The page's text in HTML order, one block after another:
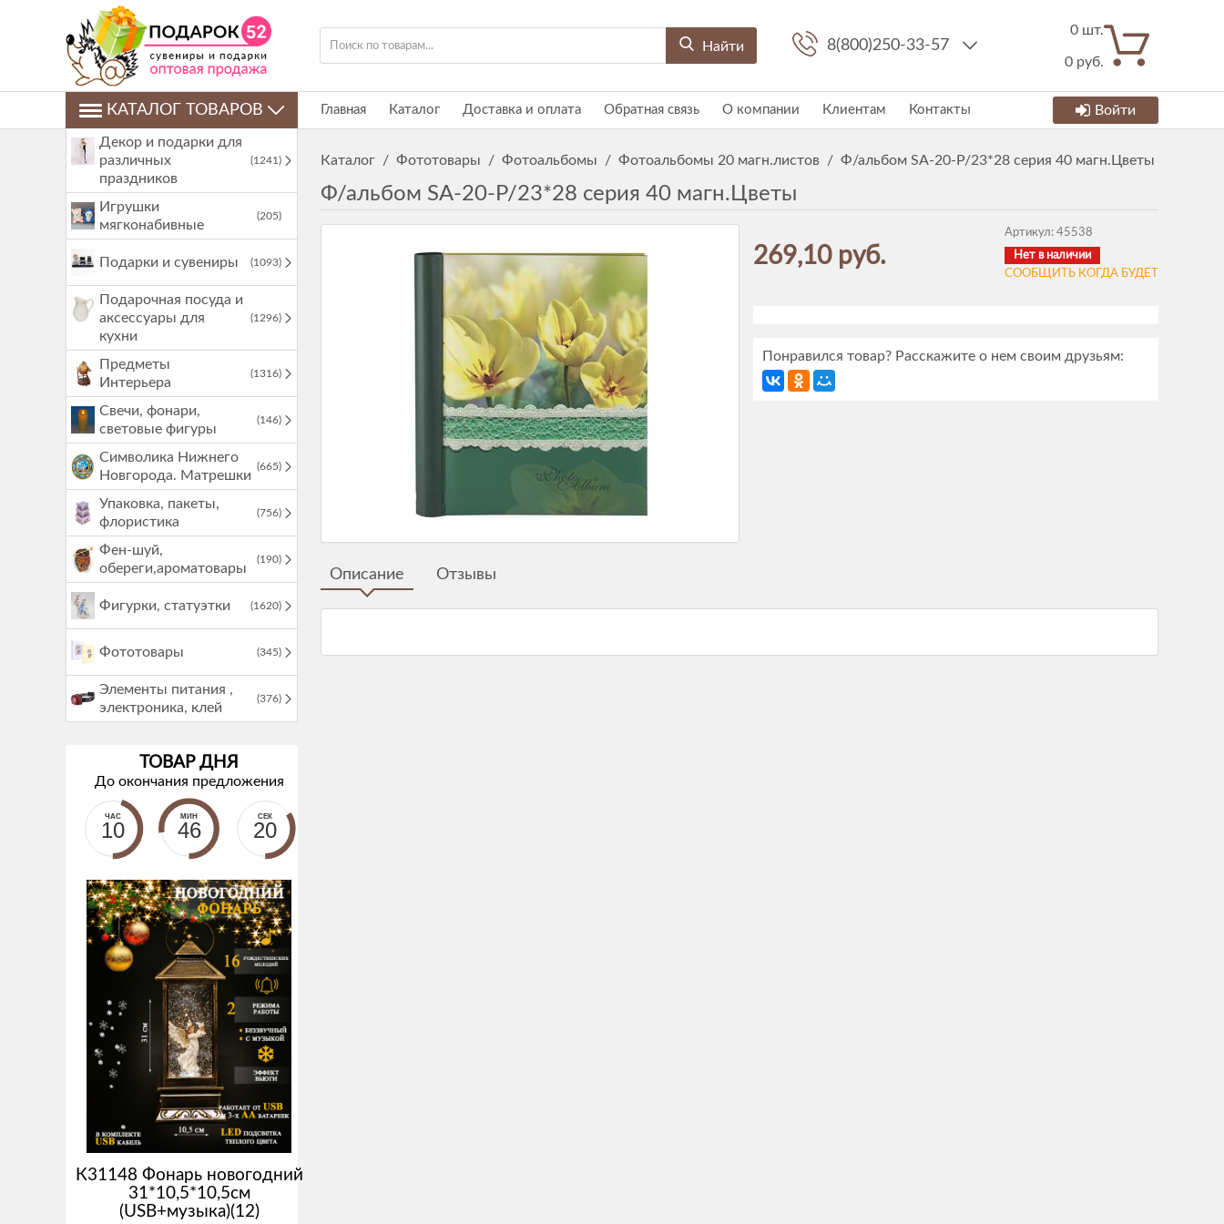
Найти 8(800)250-33-57
0 шт.
0 руб.
КАТАЛОГ ТОВАРОВ
Декор и подарки для
различных
праздников
(1241)
Игрушки
мягконабивные
(205)
Подарки и сувениры (1093)
Подарочная посуда и
аксессуары для
кухни
(1296)
Предметы
Интерьера
(1316)
Свечи, фонари,
световые фигуры
(146)
Символика Нижнего
Новгорода. Матрешки
(665)
Упаковка, пакеты,
флористика
(756)
Фен-шуй,
обереги,ароматовары
(190)
Фигурки, статуэтки (1620)
Фототовары (345)
Элементы питания ,
электроника, клей
(376)
ТОВАР ДНЯ
До окончания предложения
ЧАС
10
МИН
46
СЕК
20
К31148 Фонарь новогодний
31*10,5*10,5см
(USB+музыка)(12)
Главная Каталог Доставка и оплата Обратная связь О компании Клиентам Контакты Войти
Каталог / Фототовары / Фотоальбомы / Фотоальбомы 20 магн.листов / Ф/альбом SA-20-P/23*28 серия 40 магн.Цветы
Ф/альбом SA-20-P/23*28 серия 40 магн.Цветы
269,10 руб.
Артикул: 45538
Нет в наличии
СООБЩИТЬ КОГДА БУДЕТ
Понравился товар? Расскажите о нем своим друзьям:
Описание Отзывы